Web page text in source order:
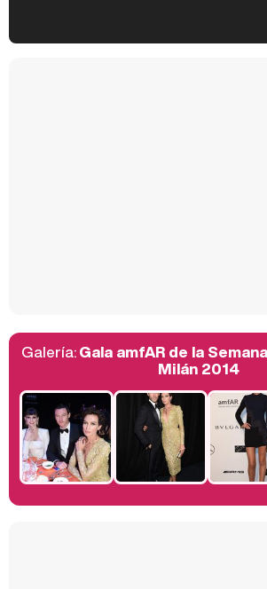
Galería:Gala amfAR de la
Milán 2014